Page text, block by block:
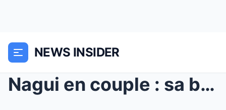
NEWS INSIDER
Nagui en couple : sa belle histoire d’amour ...